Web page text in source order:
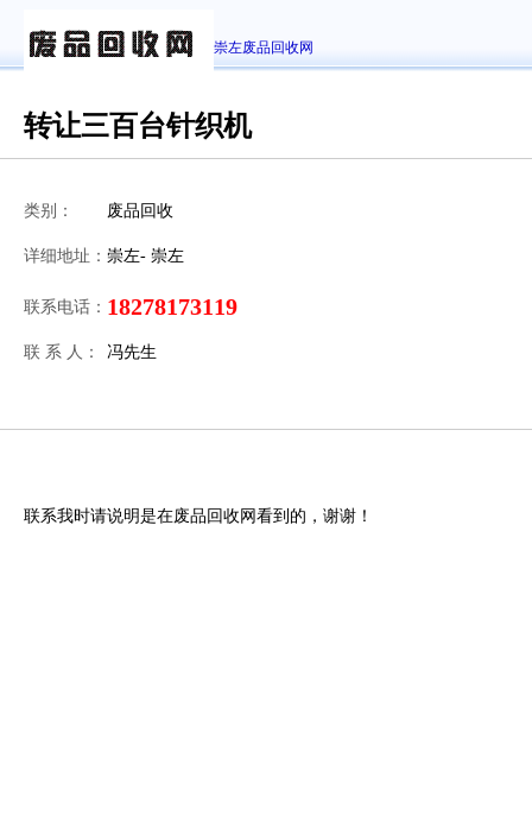
崇左废品回收网
转让三百台针织机
类别： 废品回收
详细地址： 崇左- 崇左
联系电话： 18278173119
联 系 人： 冯先生
联系我时请说明是在废品回收网看到的，谢谢！